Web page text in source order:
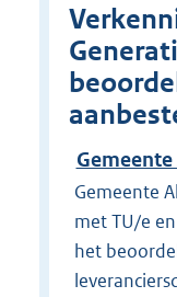
Gemeente
met TU/e
het